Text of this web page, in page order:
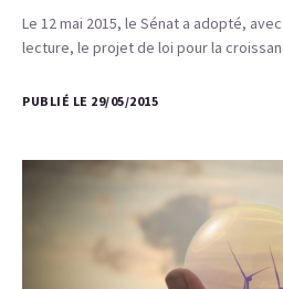
Le 12 mai 2015, le Sénat a adopté,
lecture, le projet de loi pour la
PUBLIÉ LE 29/05/2015